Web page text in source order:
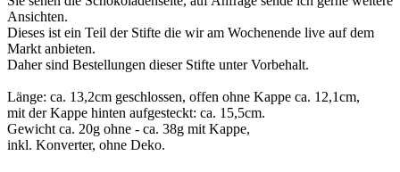
Ansichten.
Dieses ist ein Teil der Stifte die wir am Wochenende live auf dem
Markt anbieten.
Daher sind Bestellungen dieser Stifte unter Vorbehalt.
Länge: ca. 13,2cm geschlossen, offen ohne Kappe ca. 12,1cm,
mit der Kappe hinten aufgesteckt: ca. 15,5cm.
Gewicht ca. 20g ohne - ca. 38g mit Kappe,
inkl. Konverter, ohne Deko.